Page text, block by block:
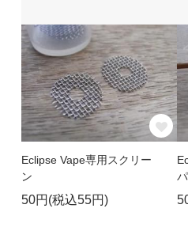
Eclipse Vape専用スクリー
ン
50円(税込55円)
SOLD OUT
ブラウンレギュラー
1,000円(税込1,100円)
在庫：9